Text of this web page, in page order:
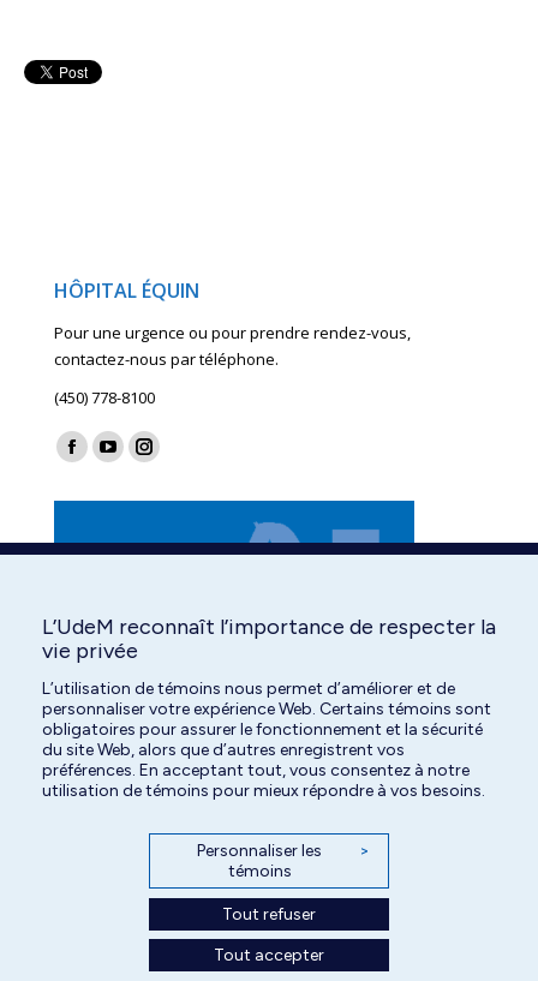
HÔPITAL ÉQUIN
Pour une urgence ou pour prendre rendez-vous,
contactez-nous par téléphone.
(450) 778-8100
Find us on:
Facebook
in
window
YouTube
in
window
Instagram
in
window
L’UdeM reconnaît l’importance de respecter la
vie privée
L’utilisation de témoins nous permet d’améliorer et de
personnaliser votre expérience Web. Certains témoins sont
obligatoires pour assurer le fonctionnement et la sécurité
du site Web, alors que d’autres enregistrent vos
préférences. En acceptant tout, vous consentez à notre
utilisation de témoins pour mieux répondre à vos besoins.
Personnaliser les
témoins
>
Tout refuser
Tout accepter